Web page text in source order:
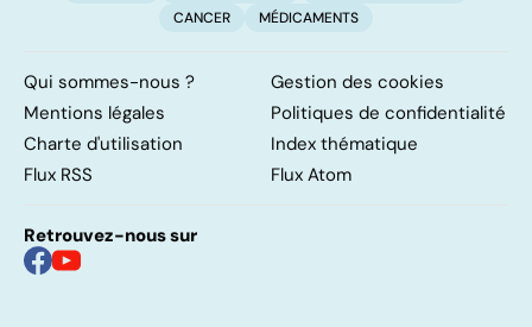
CANCER
MÉDICAMENTS
Qui sommes-nous ?
Gestion des cookies
Mentions légales
Politiques de confidentialité
Charte d'utilisation
Index thématique
Flux RSS
Flux Atom
Retrouvez-nous sur